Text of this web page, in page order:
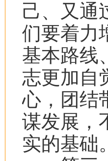
己、又通
们要着力
基本路线
志更加自
心，团结
谋发展，
实的基础。